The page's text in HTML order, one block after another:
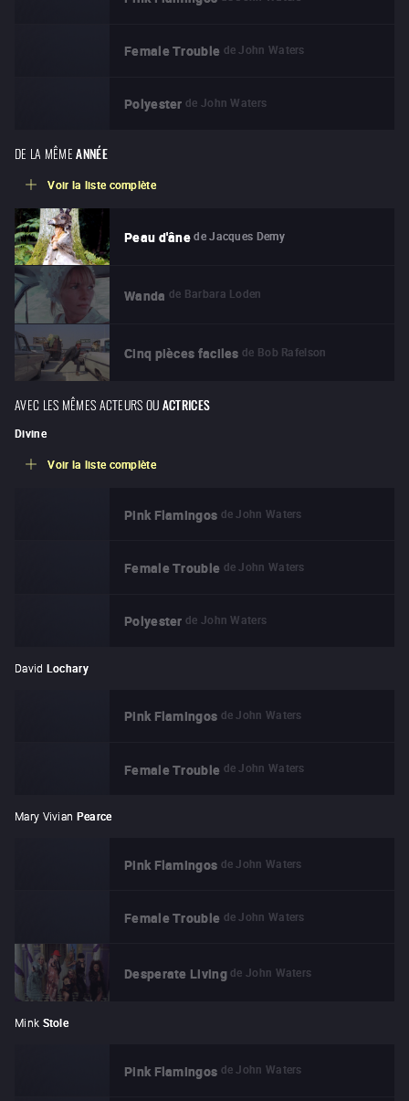
Female Trouble de John Waters
Polyester de John Waters
DE LA MÊME ANNÉE
Voir la liste complète
Peau d'âne de Jacques Demy
Wanda de Barbara Loden
Cinq pièces faciles de Bob Rafelson
AVEC LES MÊMES ACTEURS OUACTRICES
Divine
Voir la liste complète
Pink Flamingos de John Waters
Female Trouble de John Waters
Polyester de John Waters
David Lochary
Pink Flamingos de John Waters
Female Trouble de John Waters
Mary Vivian Pearce
Pink Flamingos de John Waters
Female Trouble de John Waters
Desperate Living de John Waters
Mink Stole
Pink Flamingos de John Waters